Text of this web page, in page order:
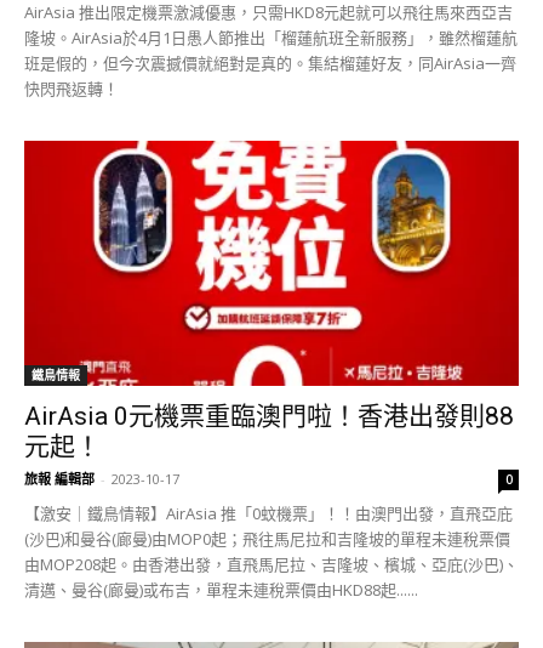
AirAsia 推出限定機票激減優惠，只需HKD8元起就可以飛往馬來西亞吉
隆坡。AirAsia於4月1日愚人節推出「榴蓮航班全新服務」，雖然榴蓮航
班是假的，但今次震撼價就絕對是真的。集結榴蓮好友，同AirAsia一齊
快閃飛返轉！
鐵鳥情報
AirAsia 0元機票重臨澳門啦！香港出發則88
元起！
旅報 編輯部 - 2023-10-17 0
【激安｜鐵鳥情報】AirAsia 推「0蚊機票」！！由澳門出發，直飛亞庇
(沙巴)和曼谷(廊曼)由MOP0起；飛往馬尼拉和吉隆坡的單程未連稅票價
由MOP208起。由香港出發，直飛馬尼拉、吉隆坡、檳城、亞庇(沙巴)、
清邁、曼谷(廊曼)或布吉，單程未連稅票價由HKD88起......